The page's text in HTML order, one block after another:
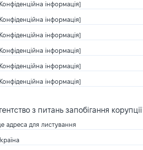
інформація]
інформація]
інформація]
інформація]
інформація]
інформація]
з питань запобігання
адреса для листування